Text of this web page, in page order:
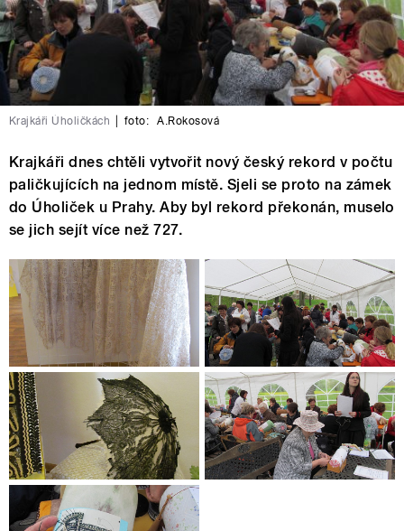
Krajkáři Úholičkách foto: A.Rokosová
Krajkáři dnes chtěli vytvořit nový český rekord v počtu
paličkujících na jednom místě. Sjeli se proto na zámek
do Úholiček u Prahy. Aby byl rekord překonán, muselo
se jich sejít více než 727.